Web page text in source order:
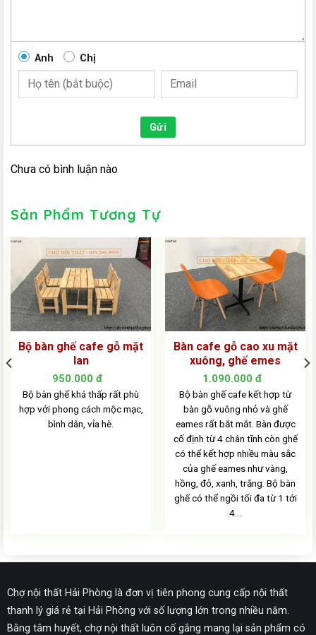
Anh Chị
Gửi
Chưa có bình luận nào
Sản Phẩm Tương Tự
Bộ bàn ghế cafe gỗ mặt
lan
950.000 đ
Bộ bàn ghế khá thấp rất phù
hợp với phong cách mộc mạc,
bình dân, vỉa hè.
Bàn cafe gỗ cao xu mặt
xuông, ghế emes
1.090.000 đ
Bộ bàn ghế cafe kết hợp từ
bàn gỗ vuông nhỏ và ghế
eames rất bắt mắt. Bàn được
cố định từ 4 chân tĩnh còn ghế
có thể kết hợp nhiều màu sắc
của ghế eames như vàng,
hồng, đỏ, xanh, trắng. Bộ bàn
ghế có thể ngồi tối đa từ 1 tới
4…
Chợ nội thất Hải Phòng là đơn vị tiên phong cung cấp nội thất
thanh lý giá rẻ tại Hải Phòng với số lượng lớn trong nhiều năm.
Bằng tâm huyết, chợ nội thất luôn cố gắng mang lại sản phẩm có